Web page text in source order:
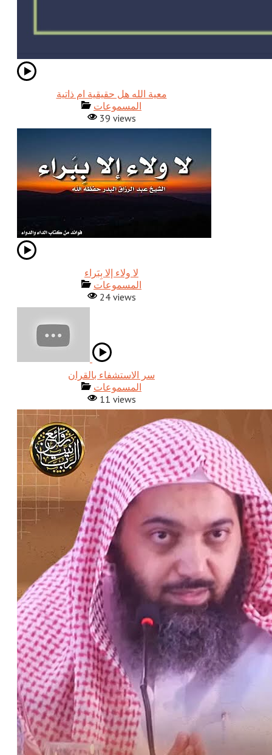
معية الله هل حقيقية ام ذاتية
المسموعات
39 views
المسموعات
24 views
المسموعات
11 views